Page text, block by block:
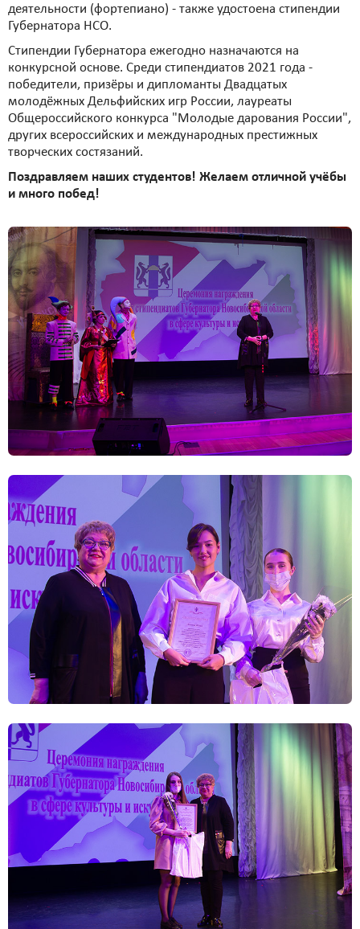
деятельности (фортепиано) - также удостоена стипендии
Губернатора НСО.
Стипендии Губернатора ежегодно назначаются на
конкурсной основе. Среди стипендиатов 2021 года -
победители, призёры и дипломанты Двадцатых
молодёжных Дельфийских игр России, лауреаты
Общероссийского конкурса "Молодые дарования России",
других всероссийских и международных престижных
творческих состязаний.
Поздравляем наших студентов! Желаем отличной учёбы
и много побед!